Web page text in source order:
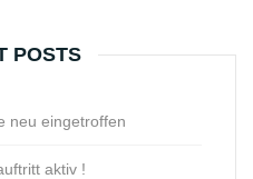
POSTS
neu eingetroffen
aktiv !